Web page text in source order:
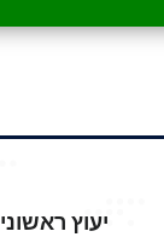
יעוץ